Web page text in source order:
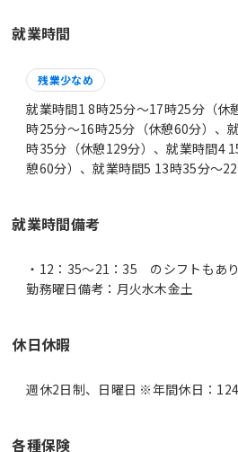
就業時間
残業少なめ
就業時間1 8時25分〜17時25分（休
時25分〜16時25分（休憩60分）、
時35分（休憩129分）、就業時間4
憩60分）、就業時間5 13時35分〜22
就業時間備考
・12：35～21：35 のシフトもあり
休日休暇
週休2日制、日曜日 ※年間休日：
各種保険